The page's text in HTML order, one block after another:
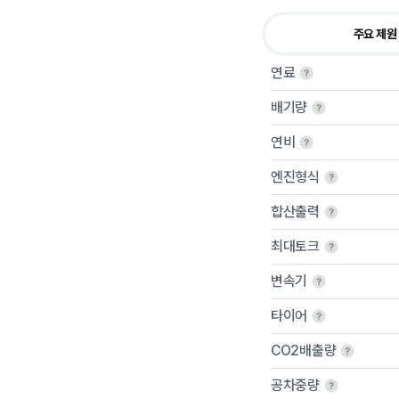
주요 제원
연료
배기량
연비
엔진형식
합산출력
최대토크
변속기
타이어
CO2배출량
공차중량